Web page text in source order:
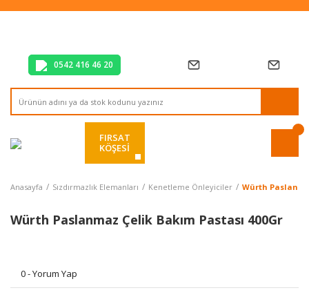
Tüm Alışverişlerde Vade Farksız 2 Taksit!
0542 416 46 20
FIRSAT
KÖŞESİ
Anasayfa Sızdırmazlık Elemanları Kenetleme Önleyiciler Würth
Würth Paslanmaz Çelik Bakım Pastası 400Gr
0 - Yorum Yap